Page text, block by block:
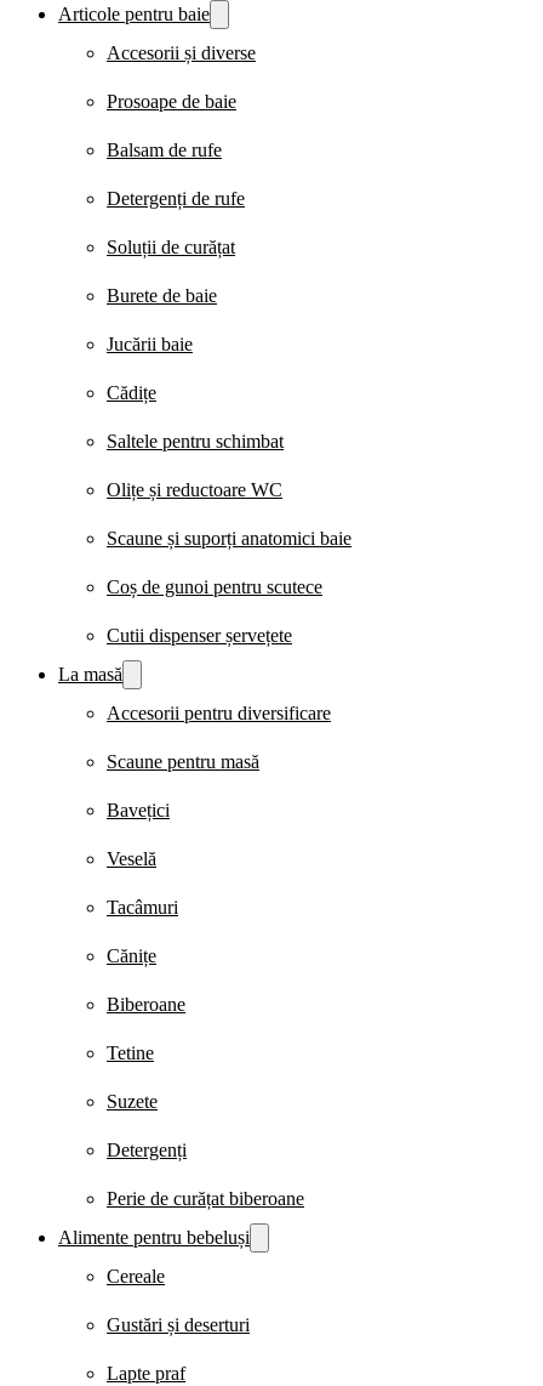
Articole pentru baie
Accesorii și diverse
Prosoape de baie
Balsam de rufe
Detergenți de rufe
Soluții de curățat
Burete de baie
Jucării baie
Cădițe
Saltele pentru schimbat
Olițe și reductoare WC
Scaune și suporți anatomici baie
Coș de gunoi pentru scutece
Cutii dispenser șervețete
La masă
Accesorii pentru diversificare
Scaune pentru masă
Bavețici
Veselă
Tacâmuri
Cănițe
Biberoane
Tetine
Suzete
Detergenți
Perie de curățat biberoane
Alimente pentru bebeluși
Cereale
Gustări și deserturi
Lapte praf